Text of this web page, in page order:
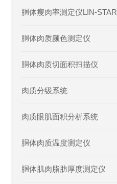
胴体瘦肉率测定仪LIN-STAR
胴体肉质颜色测定仪
胴体肉质切面积扫描仪
肉质分级系统
肉质眼肌面积分析系统
胴体肉质温度测定仪
胴体肌肉脂肪厚度测定仪